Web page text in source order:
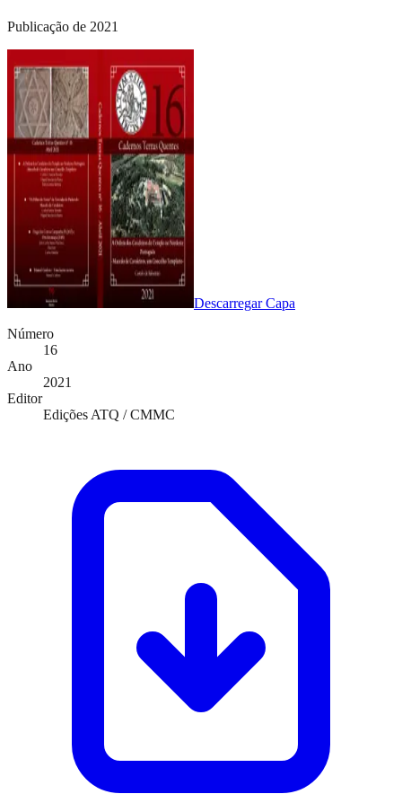
Publicação de 2021
Descarregar Capa
Número
16
Ano
2021
Editor
Edições ATQ / CMMC